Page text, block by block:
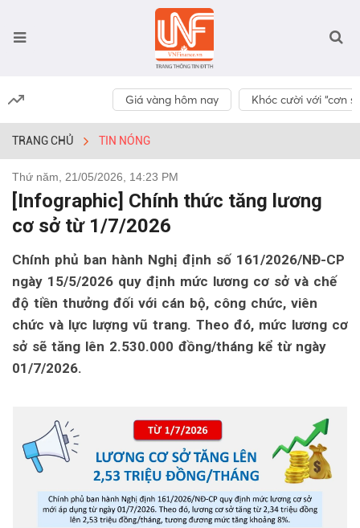
Giá vàng hôm nay Khóc cười với “cơn
TRANG CHỦ TIN NÓNG
Thứ năm, 21/05/2026, 14:23 PM
[Infographic] Chính thức tăng lương
cơ sở từ 1/7/2026
Chính phủ ban hành Nghị định số 161/2026/NĐ-CP
ngày 15/5/2026 quy định mức lương cơ sở và chế
độ tiền thưởng đối với cán bộ, công chức, viên
chức và lực lượng vũ trang. Theo đó, mức lương cơ
sở sẽ tăng lên 2.530.000 đồng/tháng kể từ ngày
01/7/2026.